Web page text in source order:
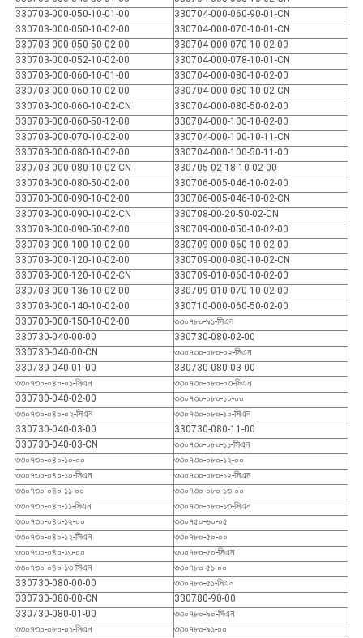
330703-000-050-10-01-00
330704-000-060-90-01-CN
330703-000-050-10-02-00
330704-000-070-10-01-CN
330703-000-050-50-02-00
330704-000-070-10-02-00
330703-000-052-10-02-00
330704-000-078-10-01-CN
330703-000-060-10-01-00
330704-000-080-10-02-00
330703-000-060-10-02-00
330704-000-080-10-02-CN
330703-000-060-10-02-CN
330704-000-080-50-02-00
330703-000-060-50-12-00
330704-000-100-10-02-00
330703-000-070-10-02-00
330704-000-100-10-11-CN
330703-000-080-10-02-00
330704-000-100-50-11-00
330703-000-080-10-02-CN
330705-02-18-10-02-00
330703-000-080-50-02-00
330706-005-046-10-02-00
330703-000-090-10-02-00
330706-005-046-10-02-CN
330703-000-090-10-02-CN
330708-00-20-50-02-CN
330703-000-090-50-02-00
330709-000-050-10-02-00
330703-000-100-10-02-00
330709-000-060-10-02-00
330703-000-120-10-02-00
330709-000-080-10-02-CN
330703-000-120-10-02-CN
330709-010-060-10-02-00
330703-000-136-10-02-00
330709-010-070-10-02-00
330703-000-140-10-02-00
330710-000-060-50-02-00
330703-000-150-10-02-00
৩৩০৭৮০-৯১-সিএন
330730-040-00-00
330730-080-02-00
330730-040-00-CN
৩৩০৭৩০-০৮০-০২-সিএন
330730-040-01-00
330730-080-03-00
৩৩০৭৩০-০৪০-০১-সিএন
৩৩০৭৩০-০৮০-০৩-সিএন
330730-040-02-00
৩৩০৭৩০-০৮০-১০-০০
৩৩০৭৩০-০৪০-০২-সিএন
৩৩০৭৩০-০৮০-১০-সিএন
330730-040-03-00
330730-080-11-00
330730-040-03-CN
৩৩০৭৩০-০৮০-১১-সিএন
৩৩০৭৩০-০৪০-১০-০০
৩৩০৭৩০-০৮০-১২-০০
৩৩০৭৩০-০৪০-১০-সিএন
৩৩০৭৩০-০৮০-১২-সিএন
৩৩০৭৩০-০৪০-১১-০০
৩৩০৭৩০-০৮০-১৩-০০
৩৩০৭৩০-০৪০-১১-সিএন
৩৩০৭৩০-০৮০-১৩-সিএন
৩৩০৭৩০-০৪০-১২-০০
৩৩০৭৫০-৬০-০৫
৩৩০৭৩০-০৪০-১২-সিএন
৩৩০৭৮০-৫০-০০
৩৩০৭৩০-০৪০-১৩-০০
৩৩০৭৮০-৫০-সিএন
৩৩০৭৩০-০৪০-১৩-সিএন
৩৩০৭৮০-৫১-০০
330730-080-00-00
৩৩০৭৮০-৫১-সিএন
330730-080-00-CN
330780-90-00
330730-080-01-00
৩৩০৭৮০-৯০-সিএন
৩৩০৭৩০-০৮০-০১-সিএন
৩৩০৭৮০-৯১-০০